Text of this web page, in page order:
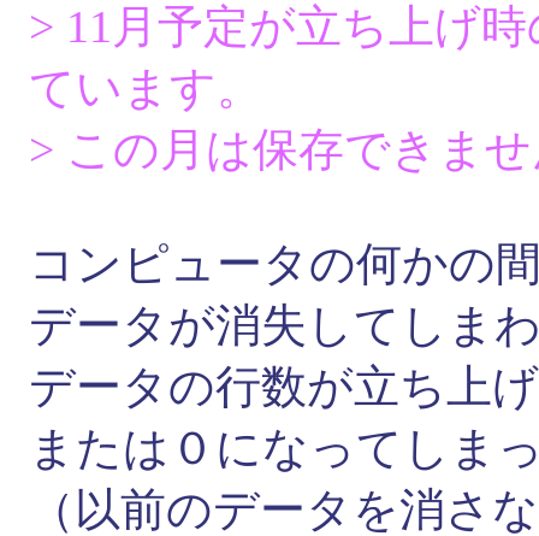
> 11月予定が立ち上げ
ています。
> この月は保存できま
コンピュータの何かの
データが消失してしま
データの行数が立ち上
または０になってしま
（以前のデータを消さ